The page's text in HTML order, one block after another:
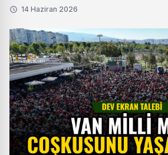
14 Haziran 2026